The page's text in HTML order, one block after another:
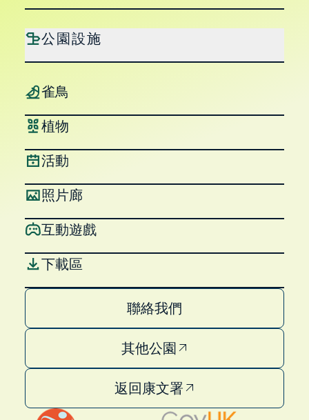
公園設施
雀鳥
植物
活動
照片廊
互動遊戲
下載區
聯絡我們
其他公園
返回康文署